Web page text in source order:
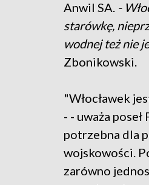
Anwil SA. -
starówkę,
wodnej też nie
Zbonikowski.
"Włocławek
- - uważa
potrzebna dla
wojskowości.
zarówno